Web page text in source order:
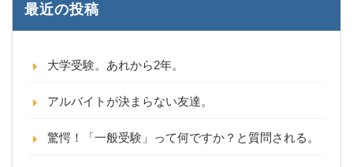
最近の投稿
大学受験。あれから2年。
アルバイトが決まらない友達。
驚愕！「一般受験」って何ですか？と質問される。